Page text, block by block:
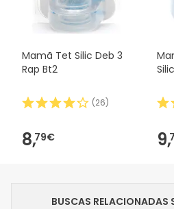
Mamã Tet Silic Deb 3
Rap Bt2
(26)
8,79€ 9,
BUSCAS